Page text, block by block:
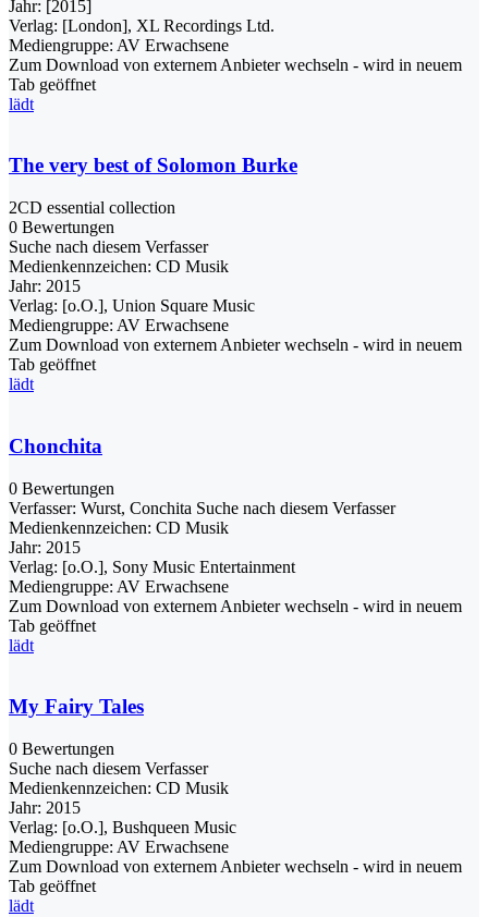
Jahr: [2015]
Verlag: [London], XL Recordings Ltd.
Mediengruppe: AV Erwachsene
Zum Download von externem Anbieter wechseln - wird in neuem
Tab geöffnet
lädt
The very best of Solomon Burke
2CD essential collection
0 Bewertungen
Suche nach diesem Verfasser
Medienkennzeichen: CD Musik
Jahr: 2015
Verlag: [o.O.], Union Square Music
Mediengruppe: AV Erwachsene
Zum Download von externem Anbieter wechseln - wird in neuem
Tab geöffnet
lädt
Chonchita
0 Bewertungen
Verfasser: Wurst, Conchita Suche nach diesem Verfasser
Medienkennzeichen: CD Musik
Jahr: 2015
Verlag: [o.O.], Sony Music Entertainment
Mediengruppe: AV Erwachsene
Zum Download von externem Anbieter wechseln - wird in neuem
Tab geöffnet
lädt
My Fairy Tales
0 Bewertungen
Suche nach diesem Verfasser
Medienkennzeichen: CD Musik
Jahr: 2015
Verlag: [o.O.], Bushqueen Music
Mediengruppe: AV Erwachsene
Zum Download von externem Anbieter wechseln - wird in neuem
Tab geöffnet
lädt